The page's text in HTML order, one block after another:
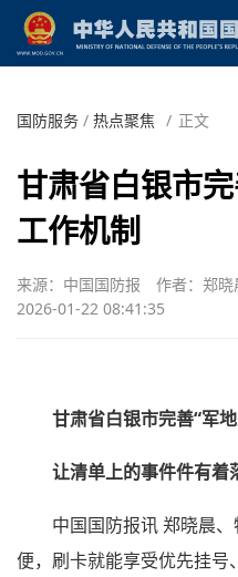
国防服务 / 热点聚焦 / 正文
甘肃省白银市
工作机制
来源：中国国防报 作者：郑
2026-01-22 08:41:35
甘肃省白银市完善“军
让清单上的事件件有着
中国国防报讯 郑晓晨
便，刷卡就能享受优先挂号